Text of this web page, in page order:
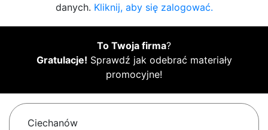
danych. Kliknij, aby się zalogować.
To Twoja firma?
Gratulacje! Sprawdź jak odebrać materiały
promocyjne!
Ciechanów